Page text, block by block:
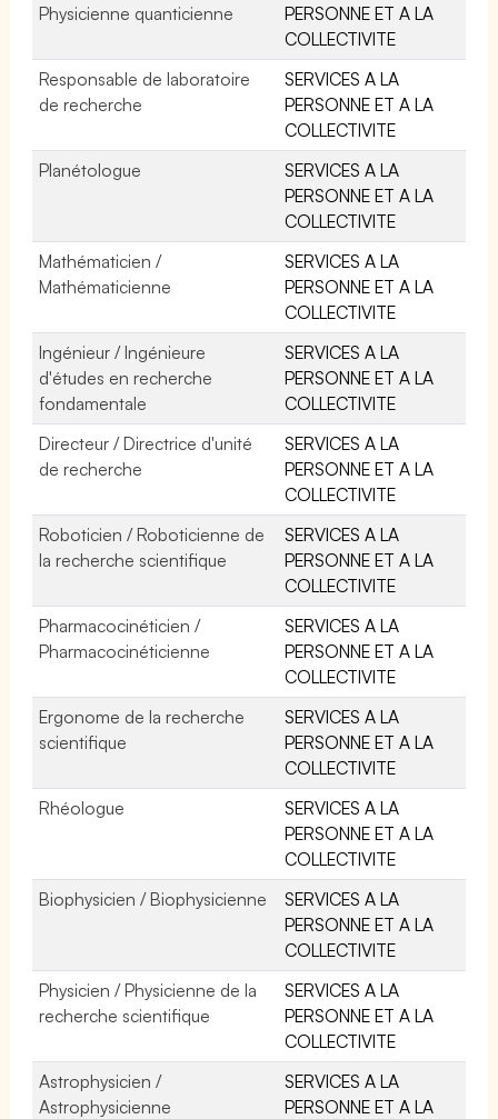
Physicienne quanticienne
PERSONNE ET A LA
COLLECTIVITE
Responsable de laboratoire
de recherche
SERVICES A LA
PERSONNE ET A LA
COLLECTIVITE
Planétologue
SERVICES A LA
PERSONNE ET A LA
COLLECTIVITE
Mathématicien /
Mathématicienne
SERVICES A LA
PERSONNE ET A LA
COLLECTIVITE
Ingénieur / Ingénieure
d'études en recherche
fondamentale
SERVICES A LA
PERSONNE ET A LA
COLLECTIVITE
Directeur / Directrice d'unité
de recherche
SERVICES A LA
PERSONNE ET A LA
COLLECTIVITE
Roboticien / Roboticienne de
la recherche scientifique
SERVICES A LA
PERSONNE ET A LA
COLLECTIVITE
Pharmacocinéticien /
Pharmacocinéticienne
SERVICES A LA
PERSONNE ET A LA
COLLECTIVITE
Ergonome de la recherche
scientifique
SERVICES A LA
PERSONNE ET A LA
COLLECTIVITE
Rhéologue
SERVICES A LA
PERSONNE ET A LA
COLLECTIVITE
Biophysicien / Biophysicienne
SERVICES A LA
PERSONNE ET A LA
COLLECTIVITE
Physicien / Physicienne de la
recherche scientifique
SERVICES A LA
PERSONNE ET A LA
COLLECTIVITE
Astrophysicien /
Astrophysicienne
SERVICES A LA
PERSONNE ET A LA